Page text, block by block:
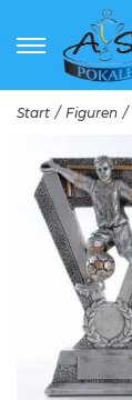
Start / Figuren /